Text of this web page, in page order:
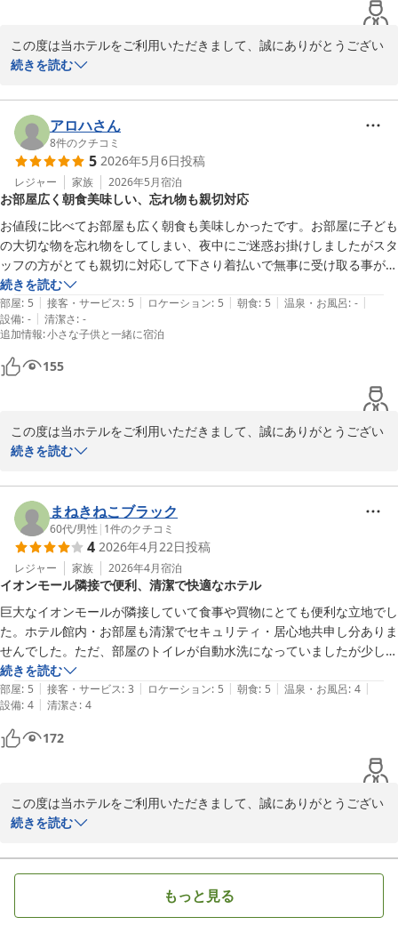
11階建でしたが、エレベーターが来るのが早くて便利。駐車場は無料
今回は帰省で利用しましたが、このクオリティの良さならぜひ次の機会
にも利用したい。価格も適正。チェックアウト時間が12:00なのもゆっ
ばもっとよかった。
この度は当ホテルをご利用いただきまして、誠にありがとうござい
ました。
朝食ビュッフェやお部屋の仕様など、ご滞在中は快適にお過ごしい
ただけた様子が伺え、大変嬉しく思います。
ルームウェアに関しましては、ご不憫をお掛けし申し訳ございませ
んでした。
貴重なご意見を賜りありがとうございます。
次回の帰省の際にもぜひご利用くださいませ。
スタッフ一同心よりお待ちしております。
本当にありがとうございました。
Ｊホテルりんくう
2026-04-01
続きを読む
アロハさん
8件のクチコミ
5 2026年5月6日投稿
レジャー 家族 2026年5月宿泊
お部屋広く朝食美味しい、忘れ物も親切対応
お値段に比べてお部屋も広く朝食も美味しかったです。お部屋に子ども
の大切な物を忘れ物をしてしまい、夜中にご迷惑お掛けしましたがスタ
ッフの方がとても親切に対応して下さり着払いで無事に受け取る事がで
きました。ありがとうございます。また機会があれば是非利用したいで
す。
続きを読む
部屋: 5 | 接客・サービス: 5 | ロケーション: 5 | 朝食: 5 | 温泉・お風呂: - |
設備: - | 清潔さ: -
追加情報:小さな子供と一緒に宿泊
155
この度は当ホテルをご利用いただきまして、誠にありがとうござい
ました。
ご滞在中は快適にお過ごしいただけた様子が伺え、大変嬉しく思い
ます。
お子様の大切な品物が無事にお手元に届いて安堵しております。
機会がございましたら、ぜひ次回のご利用をスタッフ一同心よりお
待ちしております。
Ｊホテルりんくう
2026-05-06
続きを読む
まねきねこブラック
60代/男性 | 1件のクチコミ
4 2026年4月22日投稿
レジャー 家族 2026年4月宿泊
イオンモール隣接で便利、清潔で快適なホテル
巨大なイオンモールが隣接していて食事や買物にとても便利な立地でし
た。ホテル館内・お部屋も清潔でセキュリティ・居心地共申し分ありま
せんでした。ただ、部屋のトイレが自動水洗になっていましたが少しし
か流れないので再度操作する必要があったのが少し残念な点でした。朝
食はメニュー豊富で満足でしたがパンの種類がもう少し増えるとさらに
好感度が上がると思います。総じてかなり良いホテルなので次回もまた
利用したいと思います。
続きを読む
部屋: 5 | 接客・サービス: 3 | ロケーション: 5 | 朝食: 5 | 温泉・お風呂: 4 |
設備: 4 | 清潔さ: 4
172
この度は当ホテルをご利用いただきまして、誠にありがとうござい
ました。
ご滞在中は快適にお過ごしいただけた様子が伺え、大変嬉しく思い
ます。
しかしながら、部屋内トイレの件に関しましては、ご不憫をお掛け
し申し訳ございませんでした。
続きを読む
もっと見る